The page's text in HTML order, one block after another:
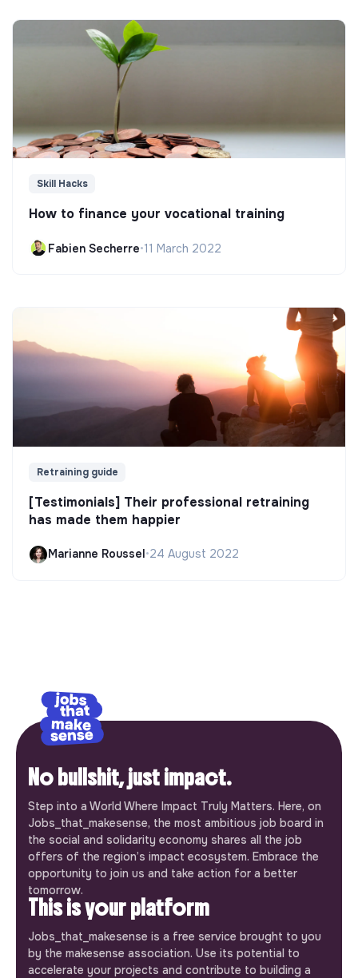
Skill Hacks
How to finance your vocational training
Fabien Secherre•11 March 2022
Retraining guide
[Testimonials] Their professional retraining
has made them happier
Marianne Roussel •24 August 2022
No bullshit, just impact.
Step into a World Where Impact Truly Matters. Here, on
Jobs_that_makesense, the most ambitious job board in
the social and solidarity economy shares all the job
offers of the region’s impact ecosystem. Embrace the
opportunity to join us and take action for a better
tomorrow.
This is your platform
Jobs_that_makesense is a free service brought to you
by the makesense association. Use its potential to
accelerate your projects and contribute to building a